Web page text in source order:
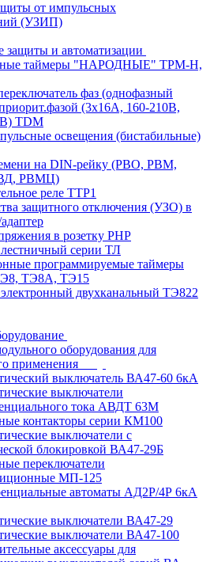
от импульсных
(УЗИП)
защиты и автоматизации
таймеры "НАРОДНЫЕ" ТРМ-Н,
фаз (однофазный
(3х16А, 160-210В,
TDM
освещения (бистабильные)
на DIN-рейку (РВО, РВМ,
РВМЦ)
реле ТТР1
защитного отключения (УЗО) в
в розетку РНР
серии ТЛ
программируемые таймеры
ТЭ8А, ТЭ15
двухканальный ТЭ822
оборудования для
применения
выключатель ВА47-60 6кА
выключатели
тока АВДТ 63М
контакторы серии КМ100
выключатели с
блокировкой ВА47-29Б
переключатели
МП-125
автоматы АД2Р/4Р 6кА
выключатели ВА47-29
выключатели ВА47-100
аксессуары для